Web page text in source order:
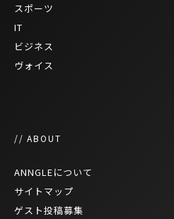
スポーツ
IT
ビジネス
ヴォイス
// ABOUT
ANNGLEについて
サイトマップ
ゲスト投稿募集